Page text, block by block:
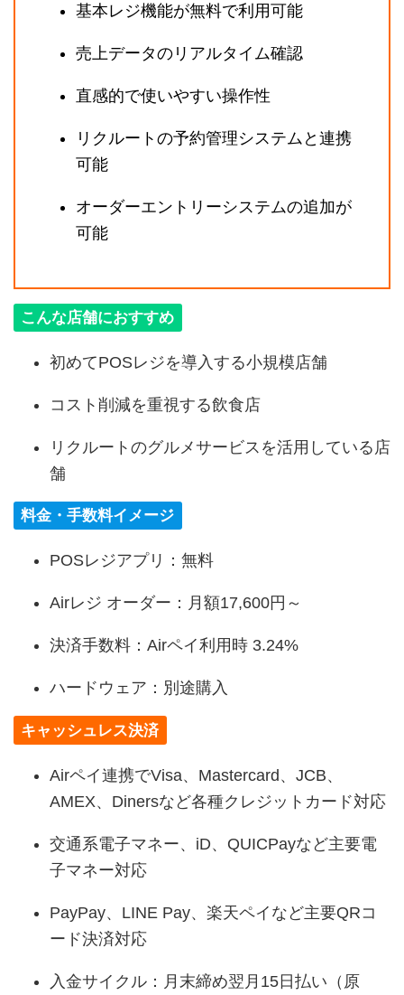
基本レジ機能が無料で利用可能
売上データのリアルタイム確認
直感的で使いやすい操作性
リクルートの予約管理システムと連携
可能
オーダーエントリーシステムの追加が
可能
こんな店舗におすすめ
初めてPOSレジを導入する小規模店舗
コスト削減を重視する飲食店
リクルートのグルメサービスを活用している店
舗
料金・手数料イメージ
POSレジアプリ：無料
Airレジ オーダー：月額17,600円～
決済手数料：Airペイ利用時 3.24%
ハードウェア：別途購入
キャッシュレス決済
Airペイ連携でVisa、Mastercard、JCB、
AMEX、Dinersなど各種クレジットカード対応
交通系電子マネー、iD、QUICPayなど主要電
子マネー対応
PayPay、LINE Pay、楽天ペイなど主要QRコ
ード決済対応
入金サイクル：月末締め翌月15日払い（原